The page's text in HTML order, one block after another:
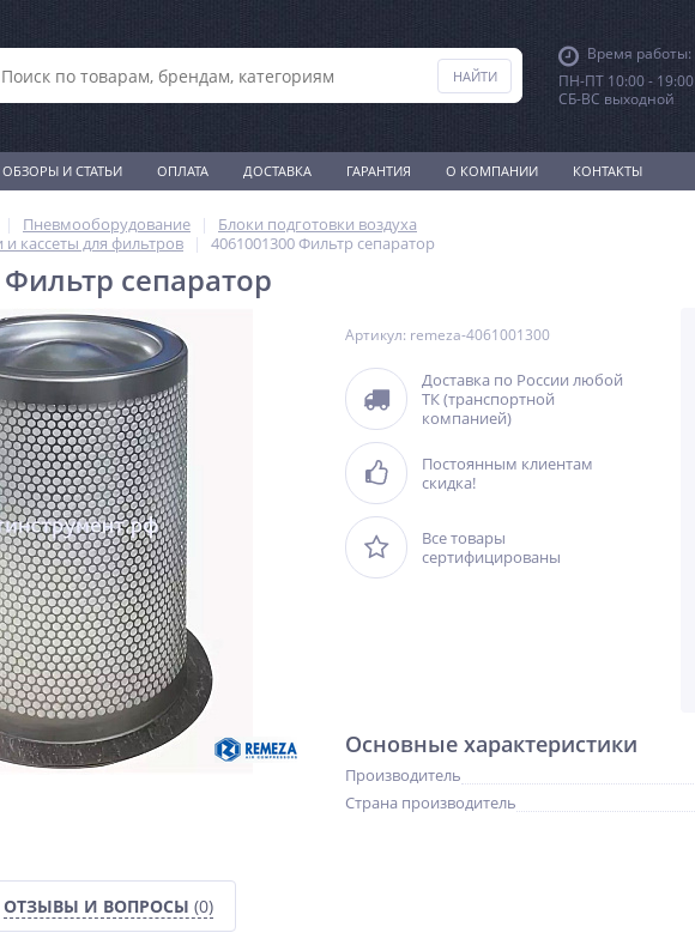
Время работы:
ПН-ПТ 10:00 - 19:00
СБ-ВС выходной
ОБЗОРЫ И СТАТЬИ ОПЛАТА ДОСТАВКА ГАРАНТИЯ О КОМПАНИИ КОНТАКТЫ
Пневмооборудование
Блоки подготовки воздуха
кассеты для фильтров
4061001300 Фильтр сепаратор
сепаратор
Артикул: remeza-4061001300
Доставка по России любой
ТК (транспортной
компанией)
Постоянным клиентам
скидка!
Все товары
сертифицированы
Основные характеристики
Производитель
Страна производитель
ОТЗЫВЫ И ВОПРОСЫ (0)